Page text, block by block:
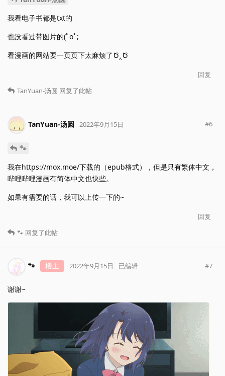
我看电子书都是txt的
也没看过带图片的(ﾟoﾟ;
看漫画的网站要一页页下太麻烦了Ծ‸Ծ
回复
TanYuan-汤圆 回复了此帖
TanYuan-汤圆 2022年9月15日 #6
🐾
我在https://mox.moe/下载的（epub格式），但是只有繁体中文，
哔哩哔哩漫画有简体中文也快些。
如果有需要的话，我可以上传一下的~
回复
🐾 回复了此帖
🐾 楼主 2022年9月15日 已编辑 #7
谢谢~